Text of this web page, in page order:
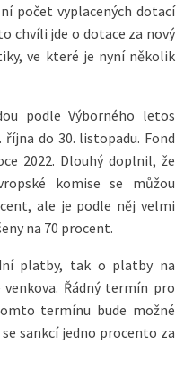
počet vyplacených dotací
chvíli jde o dotace za nový
ve které je nyní několik
podle Výborného letos
do 30. listopadu. Fond
2022. Dlouhý doplnil, že
komise se můžou
ale je podle něj velmi
na 70 procent.
platby, tak o platby na
Řádný termín pro
termínu bude možné
sankcí jedno procento za